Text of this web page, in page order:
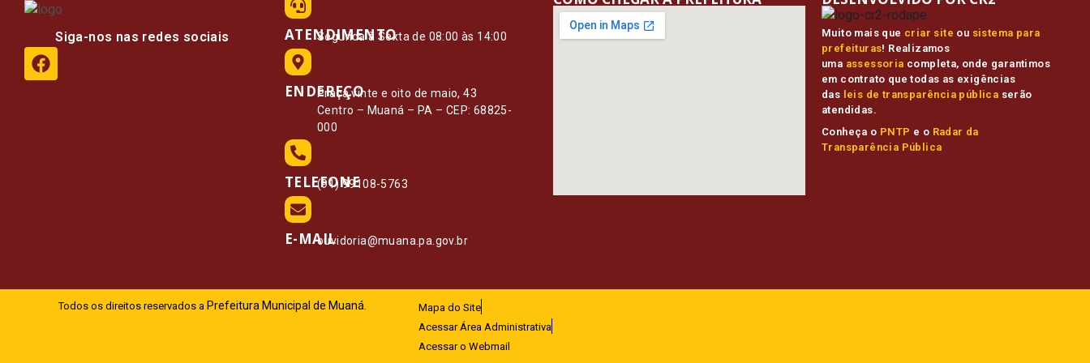
Siga-nos nas redes sociais ATENDIMENTO
Segunda à Sexta de 08:00 às 14:00
ENDEREÇO
Praça vinte e oito de maio, 43
Centro – Muaná – PA – CEP: 68825-
000
TELEFONE
(91) 99108-5763
E-MAILouvidoria@muana.pa.gov.br
Muito mais que criar site ou sistema para
prefeituras! Realizamos
uma assessoria completa, onde garantimos
em contrato que todas as exigências
das leis de transparência pública serão
atendidas.
Conheça o PNTP e o Radar da
Transparência Pública
Todos os direitos reservados a Prefeitura Municipal de Muaná.
Mapa do Site
Acessar Área Administrativa
Acessar o Webmail